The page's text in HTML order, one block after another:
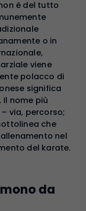
è del tutto
o in
viene
polacco di
significa
nome più
via, percorso;
che
nel
del karate.
da